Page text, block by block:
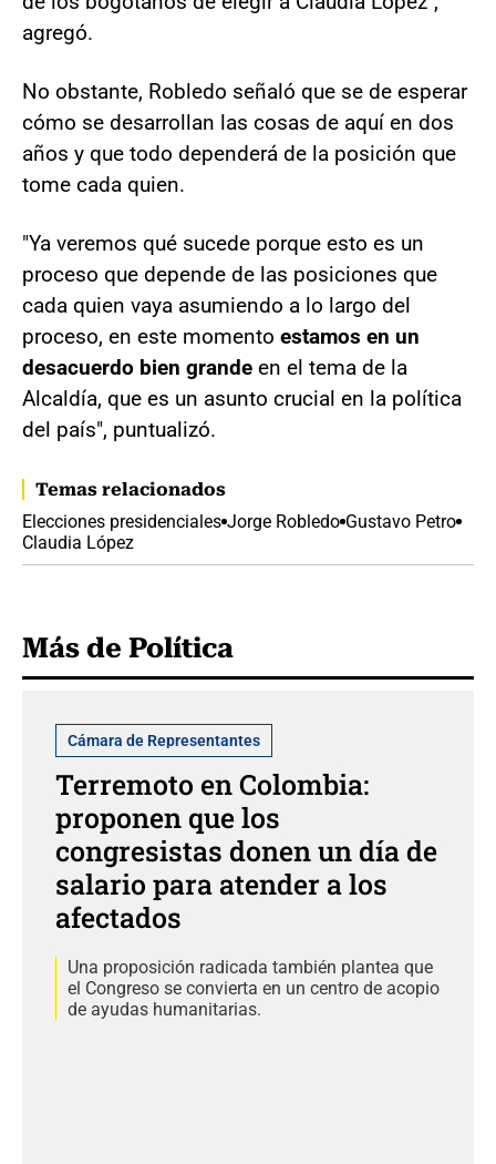
agregó.
No obstante, Robledo señaló que se de esperar
cómo se desarrollan las cosas de aquí en dos
años y que todo dependerá de la posición que
tome cada quien.
"Ya veremos qué sucede porque esto es un
proceso que depende de las posiciones que
cada quien vaya asumiendo a lo largo del
proceso, en este momento estamos en un
desacuerdo bien grande en el tema de la
Alcaldía, que es un asunto crucial en la política
del país", puntualizó.
Temas relacionados
Elecciones presidenciales Jorge Robledo Gustavo Petro
Claudia López
Más de Política
Cámara de Representantes
Terremoto en Colombia:
proponen que los
congresistas donen un día de
salario para atender a los
afectados
Una proposición radicada también plantea que
el Congreso se convierta en un centro de acopio
de ayudas humanitarias.